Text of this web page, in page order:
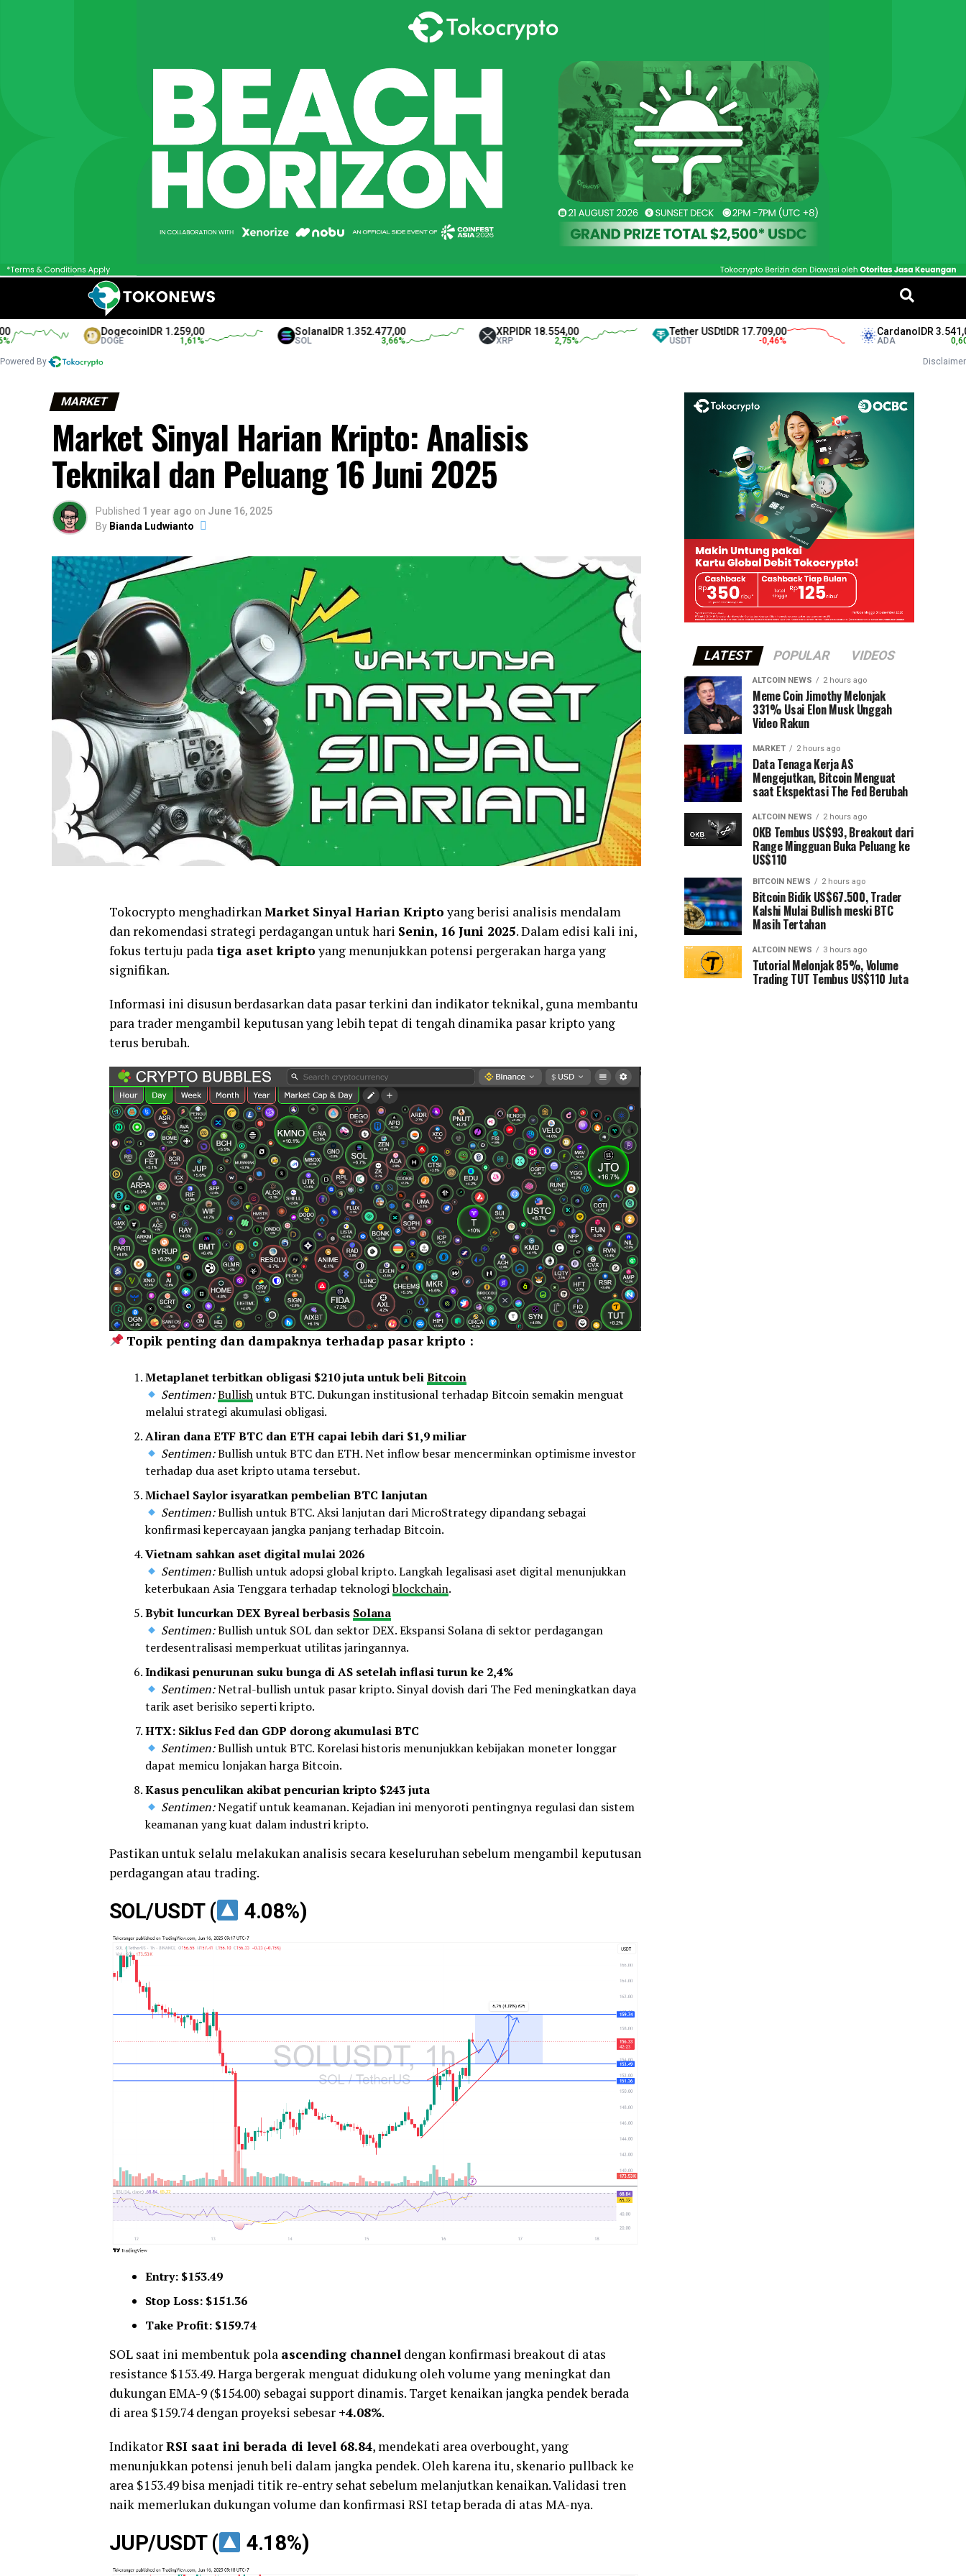
DogecoinIDR 1.259,00
DOGE
SolanaIDR 1.352.477,00 XRPIDR 18.554,00 Tether USDtIDR 17.709,00
USDT
CardanoIDR 3.541,00
ADA
Powered By Disclaimer
MARKET
Market Sinyal Harian Kripto: Analisis
Teknikal dan Peluang 16 Juni 2025
Published 1 year ago on June 16, 2025
By Bianda Ludwianto
Tokocrypto menghadirkanMarket Sinyal Harian Kriptoyang berisi analisis mendalam
dan rekomendasi strategi perdagangan untuk hari Senin, 16 Juni 2025. Dalam edisi kali ini,
fokus tertuju padatiga aset kriptoyang menunjukkan potensi pergerakan harga yang
signifikan.
Informasi ini disusun berdasarkan data pasar terkini dan indikator teknikal, guna membantu
para trader mengambil keputusan yang lebih tepat di tengah dinamika pasar kripto yang
terus berubah.
Topik penting dan dampaknya terhadap pasar kripto :
Metaplanet terbitkan obligasi $210 juta untuk beliBitcoin
Sentimen:Bullishuntuk BTC. Dukungan institusional terhadap Bitcoin semakin menguat
melalui strategi akumulasi obligasi.
Aliran dana ETF BTC dan ETH capai lebih dari $1,9 miliar
Sentimen:Bullish untuk BTC dan ETH. Net inflow besar mencerminkan optimisme investor
terhadap dua aset kripto utama tersebut.
Michael Saylor isyaratkan pembelian BTC lanjutan
Sentimen:Bullish untuk BTC. Aksi lanjutan dari MicroStrategy dipandang sebagai
konfirmasi kepercayaan jangka panjang terhadap Bitcoin.
Vietnam sahkan aset digital mulai 2026
Sentimen:Bullish untuk adopsi global kripto. Langkah legalisasi aset digital menunjukkan
keterbukaan Asia Tenggara terhadap teknologiblockchain.
Bybit luncurkan DEX Byreal berbasis Solana
Sentimen:Bullish untuk SOL dan sektor DEX. Ekspansi Solana di sektor perdagangan
terdesentralisasi memperkuat utilitas jaringannya.
Indikasi penurunan suku bunga di AS setelah inflasi turun ke 2,4%
Sentimen:Netral-bullish untuk pasar kripto. Sinyal dovish dari The Fed meningkatkan daya
tarik aset berisiko seperti kripto.
HTX: Siklus Fed dan GDP dorong akumulasi BTC
Sentimen:Bullish untuk BTC. Korelasi historis menunjukkan kebijakan moneter longgar
dapat memicu lonjakan harga Bitcoin.
Kasus penculikan akibat pencurian kripto $243 juta
Sentimen:Negatif untuk keamanan. Kejadian ini menyoroti pentingnya regulasi dan sistem
keamanan yang kuat dalam industri kripto.
Pastikan untuk selalu melakukan analisis secara keseluruhan sebelum mengambil keputusan
perdagangan atau trading.
SOL/USDT ( 4.08%)
Entry: $153.49
Stop Loss: $151.36
Take Profit: $159.74
SOL saat ini membentuk pola ascending channel dengan konfirmasi breakout di atas
resistance $153.49. Harga bergerak menguat didukung oleh volume yang meningkat dan
dukungan EMA-9 ($154.00) sebagai support dinamis. Target kenaikan jangka pendek berada
di area $159.74 dengan proyeksi sebesar +4.08%.
IndikatorRSI saat ini berada di level 68.84, mendekati area overbought, yang
menunjukkan potensi jenuh beli dalam jangka pendek. Oleh karena itu, skenario pullback ke
area $153.49 bisa menjadi titik re-entry sehat sebelum melanjutkan kenaikan. Validasi tren
naik memerlukan dukungan volume dan konfirmasi RSI tetap berada di atas MA-nya.
JUP/USDT ( 4.18%)
LATEST POPULAR VIDEOS
ALTCOIN NEWS 2 hours ago
Meme Coin Jimothy Melonjak
331% Usai Elon Musk Unggah
Video Rakun
MARKET 2 hours ago
Data Tenaga Kerja AS
Mengejutkan, Bitcoin Menguat
saat Ekspektasi The Fed Berubah
ALTCOIN NEWS 2 hours ago
OKB Tembus US$93, Breakout dari
Range Mingguan Buka Peluang ke
US$110
BITCOIN NEWS 2 hours ago
Bitcoin Bidik US$67.500, Trader
Kalshi Mulai Bullish meski BTC
Masih Tertahan
ALTCOIN NEWS 3 hours ago
Tutorial Melonjak 85%, Volume
Trading TUT Tembus US$110 Juta